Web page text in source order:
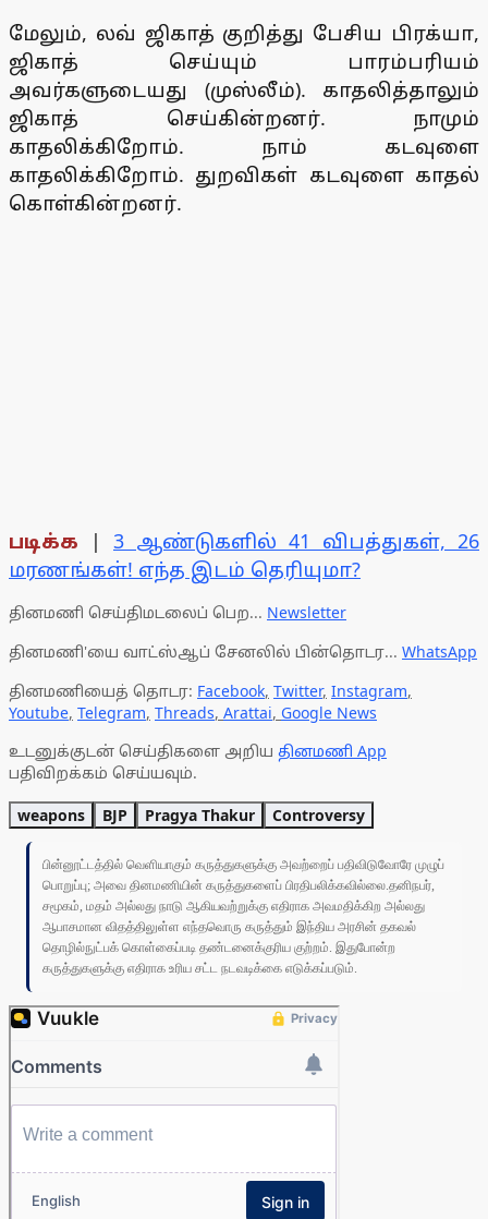
மேலும், லவ் ஜிகாத் குறித்து பேசிய பிரக்யா,
ஜிகாத் செய்யும் பாரம்பரியம்
அவர்களுடையது (முஸ்லீம்). காதலித்தாலும்
ஜிகாத் செய்கின்றனர். நாமும்
காதலிக்கிறோம். நாம் கடவுளை
காதலிக்கிறோம். துறவிகள் கடவுளை காதல்
கொள்கின்றனர்.
படிக்க | 3 ஆண்டுகளில் 41 விபத்துகள், 26
மரணங்கள்! எந்த இடம் தெரியுமா?
தினமணி செய்திமடலைப் பெற... Newsletter
தினமணி'யை வாட்ஸ்ஆப் சேனலில் பின்தொடர... WhatsApp
தினமணியைத் தொடர: Facebook, Twitter, Instagram,
Youtube, Telegram, Threads, Arattai, Google News
உடனுக்குடன் செய்திகளை அறிய தினமணி App
பதிவிறக்கம் செய்யவும்.
weapons BJP Pragya Thakur Controversy
பின்னூட்டத்தில் வெளியாகும் கருத்துகளுக்கு அவற்றைப் பதிவிடுவோரே முழுப்
பொறுப்பு; அவை தினமணியின் கருத்துகளைப் பிரதிபலிக்கவில்லை.தனிநபர்,
சமூகம், மதம் அல்லது நாடு ஆகியவற்றுக்கு எதிராக அவமதிக்கிற அல்லது
ஆபாசமான விதத்திலுள்ள எந்தவொரு கருத்தும் இந்திய அரசின் தகவல்
தொழில்நுட்பக் கொள்கைப்படி தண்டனைக்குரிய குற்றம். இதுபோன்ற
கருத்துகளுக்கு எதிராக உரிய சட்ட நடவடிக்கை எடுக்கப்படும்.